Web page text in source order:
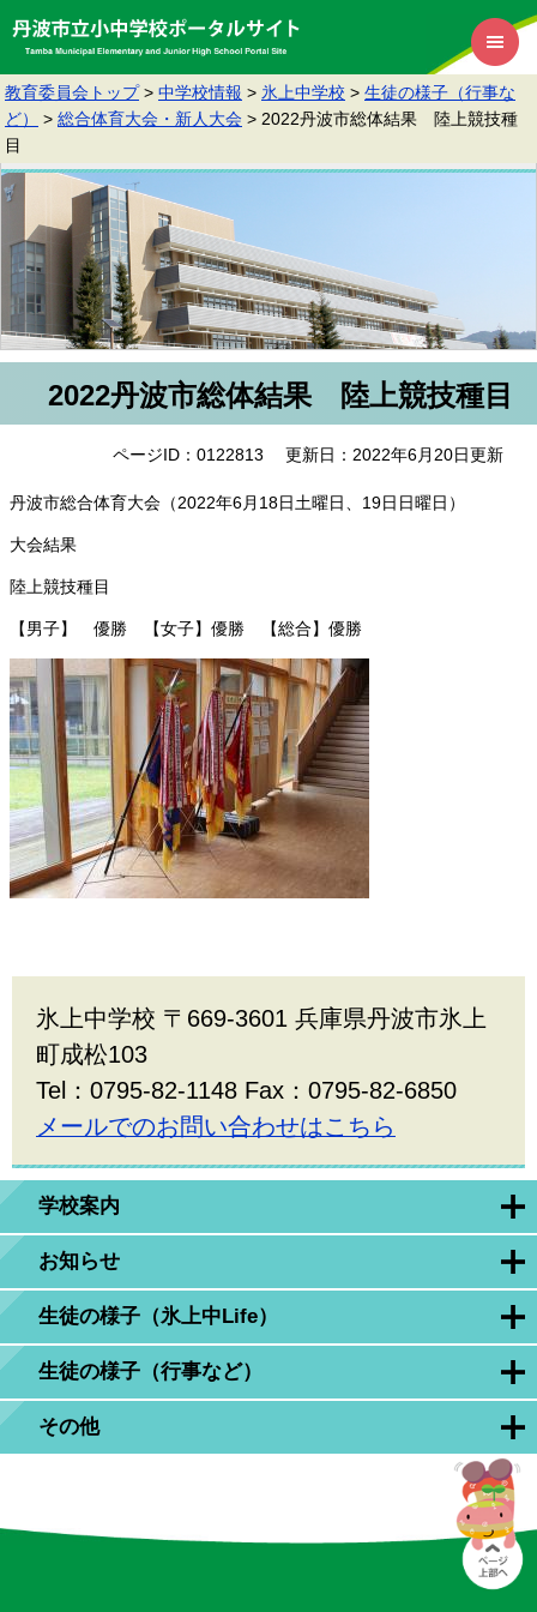
教育委員会トップ > 中学校情報 > 氷上中学校 > 生徒の様子（行事な
ど）
> 総合体育大会・新人大会 > 2022丹波市総体結果 陸上競技種
目
学校案内
お知らせ
生徒の様子（氷上中Life）
生徒の様子（行事など）
その他
2022丹波市総体結果 陸上競技種目
ページID：0122813 更新日：2022年6月20日更新
丹波市総合体育大会（2022年6月18日土曜日、19日日曜日）
大会結果
陸上競技種目
【男子】 優勝 【女子】優勝 【総合】優勝
氷上中学校 〒669-3601 兵庫県丹波市氷上
町成松103
Tel：0795-82-1148 Fax：0795-82-6850
メールでのお問い合わせはこちら